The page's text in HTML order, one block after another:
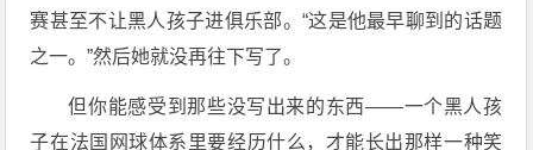
赛甚至不让黑人孩子进俱乐部。“这是他最早聊到的话题
之一。”然后她就没再往下写了。
但你能感受到那些没写出来的东西——一个黑人孩
子在法国网球体系里要经历什么，才能长出那样一种笑